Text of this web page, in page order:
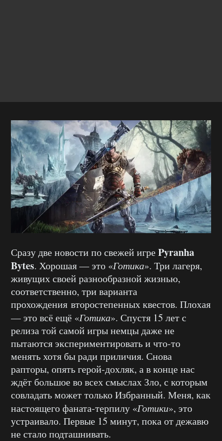
Сразу две новости по свежей игреPyranha
Bytes. Хорошая — это «Готика». Три лагеря,
живущих своей разнообразной жизнью,
соответственно, три варианта
прохождения второстепенных квестов. Плохая
— это всё ещё «Готика». Спустя 15 лет с
релиза той самой игры немцы даже не
пытаются экспериментировать и что-то
менять хотя бы ради приличия. Снова
рапторы, опять герой-дохляк, а в конце нас
ждёт большое во всех смыслах Зло, с которым
совладать может только Избранный. Меня, как
настоящего фаната-терпилу «Готики», это
устраивало. Первые 15 минут, пока от дежавю
не стало подташнивать.